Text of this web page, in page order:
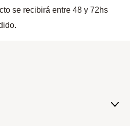
se recibirá entre 48 y 72hs